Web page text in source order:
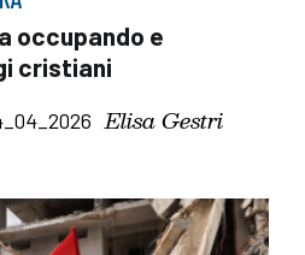
occupando e
cristiani
Elisa Gestri